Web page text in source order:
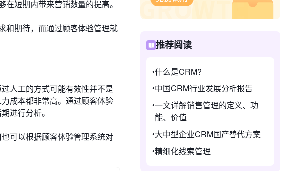
短期内带来营销数量的提高。
和期待，而通过顾客体验管理就
人工的方式可能有效性并不是
成本都非常高。通过顾客体验
进行分析。
可以根据顾客体验管理系统对
推荐阅读
什么是CRM?
中国CRM行业发展分析报告
一文详解销售管理的定义、功
能、价值
大中型企业CRM国产替代方案
精细化线索管理